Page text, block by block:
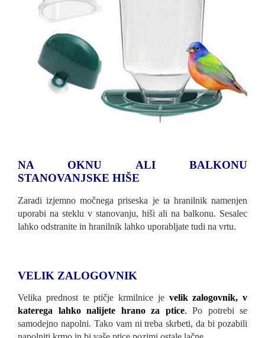
NA OKNU ALI BALKONU
STANOVANJSKE HIŠE
Zaradi izjemno močnega priseska je ta hranilnik namenjen
uporabi na steklu v stanovanju, hiši ali na balkonu. Sesalec
lahko odstranite in hranilnik lahko uporabljate tudi na vrtu.
VELIK ZALOGOVNIK
Velika prednost te ptičje krmilnice je velik zalogovnik, v
katerega lahko nalijete hrano za ptice. Po potrebi se
samodejno napolni. Tako vam ni treba skrbeti, da bi pozabili